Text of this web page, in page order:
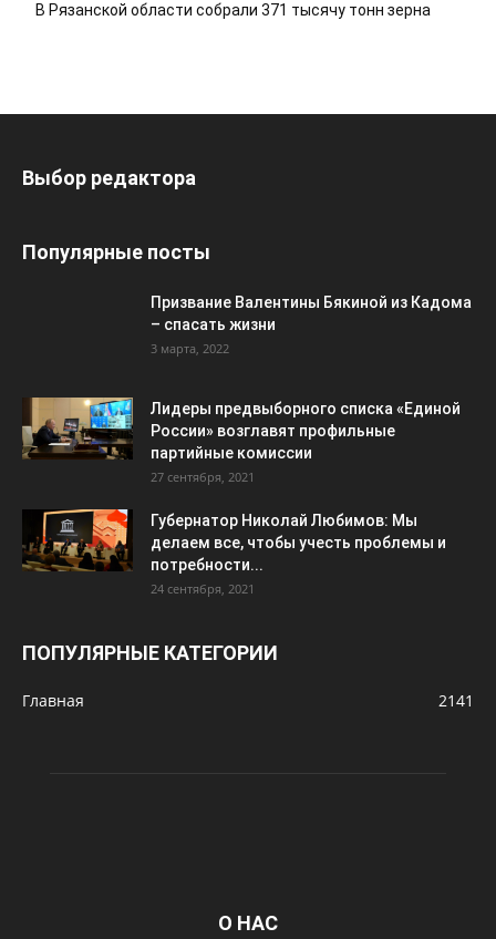
В Рязанской области собрали 371 тысячу тонн зерна
Выбор редактора
Популярные посты
Призвание Валентины Бякиной из Кадома
– спасать жизни
3 марта, 2022
Лидеры предвыборного списка «Единой
России» возглавят профильные
партийные комиссии
27 сентября, 2021
Губернатор Николай Любимов: Мы
делаем все, чтобы учесть проблемы и
потребности...
24 сентября, 2021
ПОПУЛЯРНЫЕ КАТЕГОРИИ
Главная 2141
О НАС